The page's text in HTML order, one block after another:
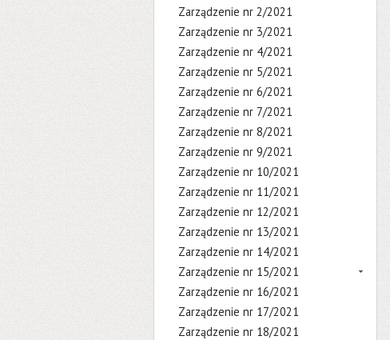
Zarządzenie nr 2/2021
Zarządzenie nr 3/2021
Zarządzenie nr 4/2021
Zarządzenie nr 5/2021
Zarządzenie nr 6/2021
Zarządzenie nr 7/2021
Zarządzenie nr 8/2021
Zarządzenie nr 9/2021
Zarządzenie nr 10/2021
Zarządzenie nr 11/2021
Zarządzenie nr 12/2021
Zarządzenie nr 13/2021
Zarządzenie nr 14/2021
Zarządzenie nr 15/2021
Zarządzenie nr 16/2021
Zarządzenie nr 17/2021
Zarządzenie nr 18/2021